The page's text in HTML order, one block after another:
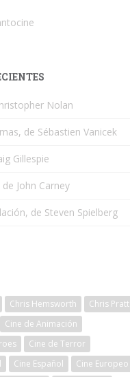
Nolan
de Sébastien Vanicek
Gillespie
John Carney
de Steven Spielberg
Chris Hemsworth
Chris Pratt
Cine de Animación
Cine de Terror
Cine Español
Cine Europeo